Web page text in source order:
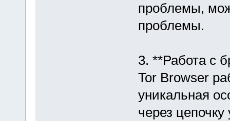
проблемы,
проблемы.
3. **Работа с
Tor Browser
уникальная
через